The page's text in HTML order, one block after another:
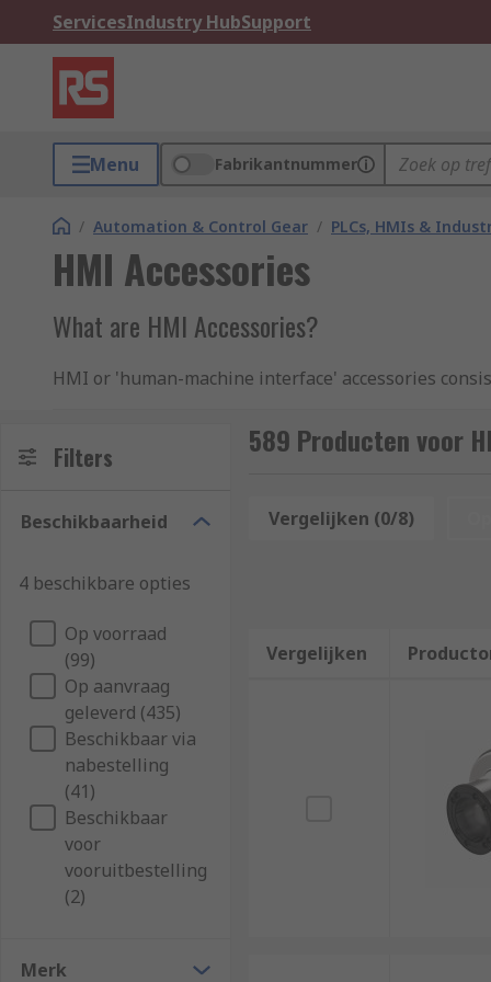
ServicesIndustry HubSupport
Menu Fabrikantnummer
/ Automation & Control Gear / PLCs, HMIs &
HMI Accessories
What are HMI Accessories?
HMI or 'human-machine interface' accessories
There's an extensive list of accessories for
Enclosures
Adapters
Connectors
Controllers
Protective Sheets
These types of accessories help HMI's operate
Filters
Beschikbaarheid
4 beschikbare opties
Op voorraad
(99)
Op aanvraag
geleverd (435)
Beschikbaar via
nabestelling
(41)
Beschikbaar
voor
vooruitbestelling
(2)
Merk
589 Producten voor
Vergelijken (0/8)
Vergelijken